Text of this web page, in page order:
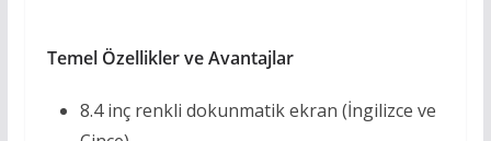
Temel Özellikler ve Avantajlar
8.4 inç renkli dokunmatik ekran (İngilizce ve